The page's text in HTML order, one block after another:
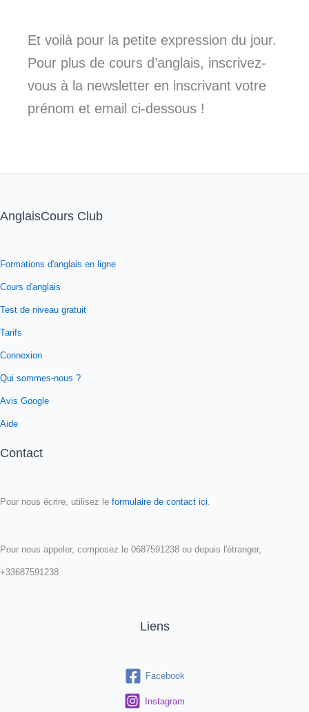
Et voilà pour la petite expression du jour.
Pour plus de cours d’anglais, inscrivez-
vous à la newsletter en inscrivant votre
prénom et email ci-dessous !
AnglaisCours Club
Formations d'anglais en ligne
Cours d'anglais
Test de niveau gratuit
Tarifs
Connexion
Qui sommes-nous ?
Avis Google
Aide
Contact
Pour nous écrire, utilisez le formulaire de contact ici
Pour nous appeler, composez le 0687591238 ou depuis l'étranger,
+33687591238
Liens
Facebook
Instagram